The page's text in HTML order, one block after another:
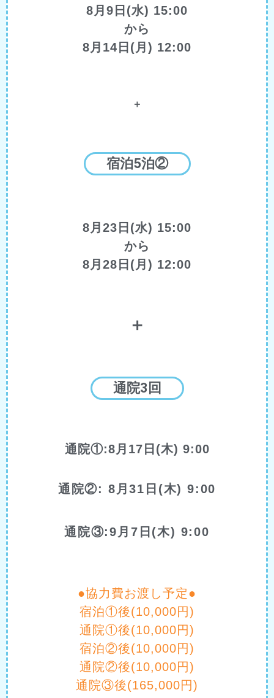
8月9日(水) 15:00
から
8月14日(月) 12:00
＋
宿泊5泊②
8月23日(水) 15:00
から
8月28日(月) 12:00
＋
通院3回
通院①:8月17日(木) 9:00
通院②: 8月31日(木) 9:00
通院③:9月7日(木) 9:00
●協力費お渡し予定●
宿泊①後(10,000円)
通院①後(10,000円)
宿泊②後(10,000円)
通院②後(10,000円)
通院③後(165,000円)